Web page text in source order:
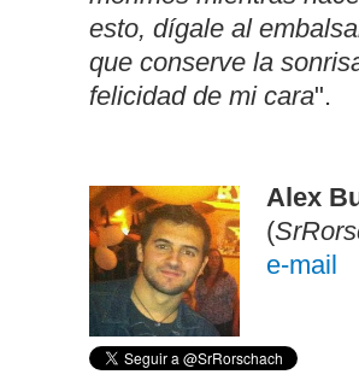
esto, dígale al
que conserve la
felicidad de mi cara".
Alex
(
e-mail